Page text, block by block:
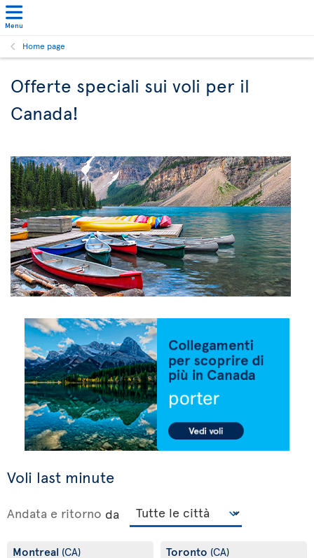
Menu
Home page
Offerte speciali sui voli per il
Canada!
Voli last minute
Andata e ritorno da
Montreal (CA) Toronto (CA)